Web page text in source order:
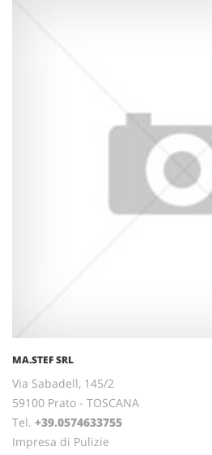
MA.STEF SRL
Via Sabadell, 145/2
59100 Prato - TOSCANA
Tel. +39.0574633755
Impresa di Pulizie